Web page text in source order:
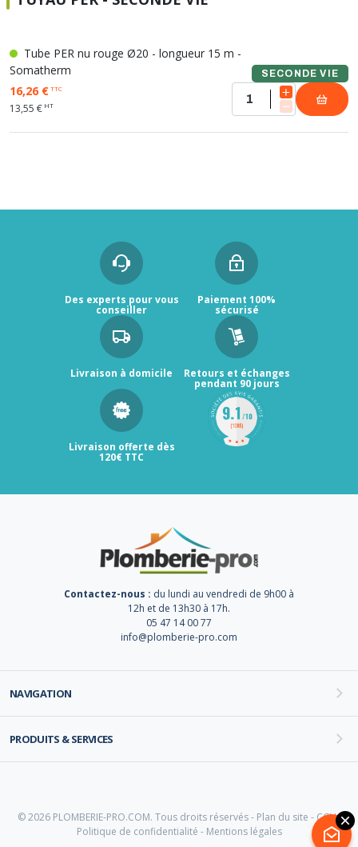
Tube PER nu rouge Ø20 - longueur 15 m -
Somatherm
SECONDE VIE
16,26 €TTC
13,55 € HT
Des experts pour vous
conseiller
Paiement 100%
sécurisé
Livraison à domicile Retours et échanges
pendant 90 jours
Livraison offerte dès
120€ TTC
Contactez-nous : du lundi au vendredi de 9h00 à
12h et de 13h30 à 17h.
05 47 14 00 77
info@plomberie-pro.com
NAVIGATION
PRODUITS & SERVICES
© 2026 PLOMBERIE-PRO.COM. Tous droits réservés - Plan du site -CGV-
Politique de confidentialité - Mentions légales